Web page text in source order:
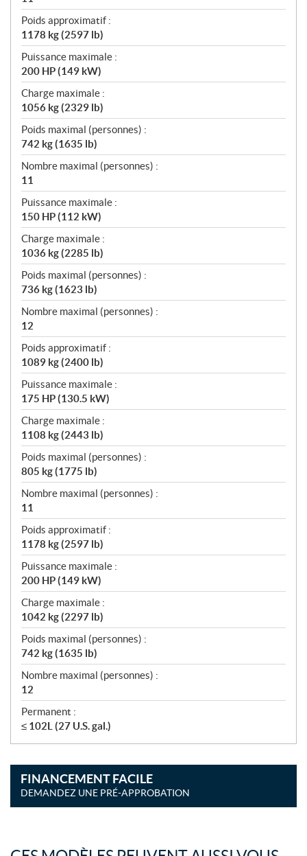
Poids approximatif :
1178 kg (2597 lb)
Puissance maximale :
200 HP (149 kW)
Charge maximale :
1056 kg (2329 lb)
Poids maximal (personnes) :
742 kg (1635 lb)
Nombre maximal (personnes) :
11
Puissance maximale :
150 HP (112 kW)
Charge maximale :
1036 kg (2285 lb)
Poids maximal (personnes) :
736 kg (1623 lb)
Nombre maximal (personnes) :
12
Poids approximatif :
1089 kg (2400 lb)
Puissance maximale :
175 HP (130.5 kW)
Charge maximale :
1108 kg (2443 lb)
Poids maximal (personnes) :
805 kg (1775 lb)
Nombre maximal (personnes) :
11
Poids approximatif :
1178 kg (2597 lb)
Puissance maximale :
200 HP (149 kW)
Charge maximale :
1042 kg (2297 lb)
Poids maximal (personnes) :
742 kg (1635 lb)
Nombre maximal (personnes) :
12
Permanent :
≤ 102L (27 U.S. gal.)
FINANCEMENT FACILE
DEMANDEZ UNE PRÉ-APPROBATION